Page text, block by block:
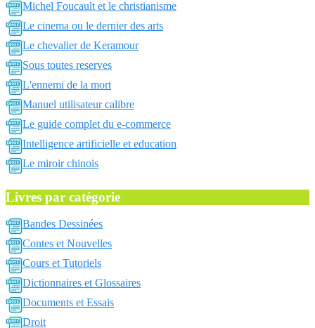
Michel Foucault et le christianisme
Le cinema ou le dernier des arts
Le chevalier de Keramour
Sous toutes reserves
L'ennemi de la mort
Manuel utilisateur calibre
Le guide complet du e-commerce
Intelligence artificielle et education
Le miroir chinois
Livres par catégorie
Bandes Dessinées
Contes et Nouvelles
Cours et Tutoriels
Dictionnaires et Glossaires
Documents et Essais
Droit